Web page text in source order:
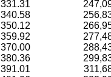
331.31
340.58
350.12
359.92
370.00
380.36
391.01